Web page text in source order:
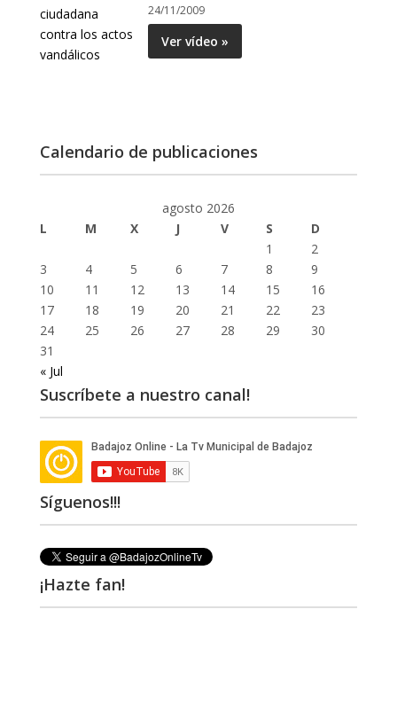
24/11/2009
Ver vídeo »
Calendario de publicaciones
agosto 2026
L
M X J V S
D
1
2
3
4 5 6 7 8
9
10
11 12 13 14 15
16
17
18 19 20 21 22
23
24
25 26 27 28 29
30
31
« Jul
Suscríbete a nuestro canal!
Síguenos!!!
¡Hazte fan!